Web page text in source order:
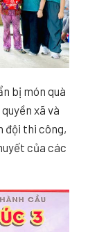
bị món quà
xã và
đội thi công,
của các